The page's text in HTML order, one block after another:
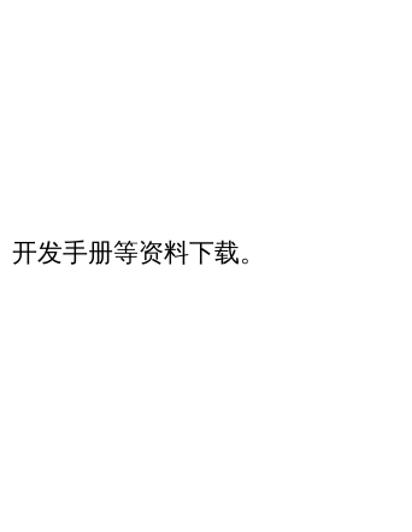
温湿度变送器接入网络平台。
物联网一起成长的新战略，但是如果正确完